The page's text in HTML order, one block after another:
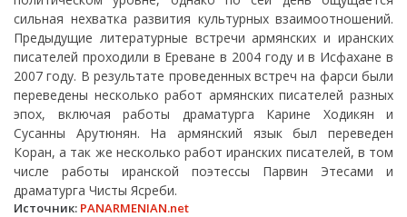
сильная нехватка развития культурных взаимоотношений.
Предыдущие литературные встречи армянских и иранских
писателей проходили в Ереване в 2004 году и в Исфахане в
2007 году. В результате проведенных встреч на фарси были
переведены несколько работ армянских писателей разных
эпох, включая работы драматурга Карине Ходикян и
Сусанны Арутюнян. На армянский язык был переведен
Коран, а так же несколько работ иранских писателей, в том
числе работы иранской поэтессы Парвин Этесами и
драматурга Чисты Ясреби.
Источник: PANARMENIAN.net